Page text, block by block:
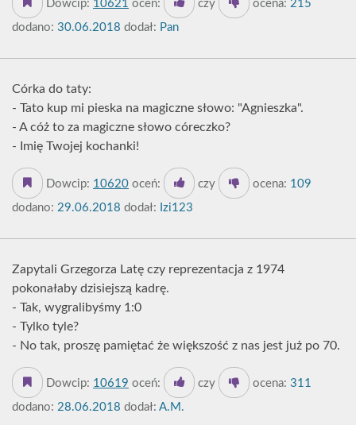
Dowcip: 10621 oceń: czy ocena: 215
dodano: 30.06.2018 dodał: Pan
Córka do taty:
- Tato kup mi pieska na magiczne słowo: "Agnieszka".
- A cóż to za magiczne słowo córeczko?
- Imię Twojej kochanki!
Dowcip: 10620 oceń: czy ocena: 109
dodano: 29.06.2018 dodał: Izi123
Zapytali Grzegorza Latę czy reprezentacja z 1974
pokonałaby dzisiejszą kadrę.
- Tak, wygralibyśmy 1:0
- Tylko tyle?
- No tak, proszę pamiętać że większość z nas jest już po 70.
Dowcip: 10619 oceń: czy ocena: 311
dodano: 28.06.2018 dodał: A.M.